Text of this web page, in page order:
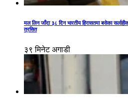
मल लिन जाँदा ३८ दिन भारतीय हिरासतमा बसेका
त्रसित
३९ मिनेट अगाडी